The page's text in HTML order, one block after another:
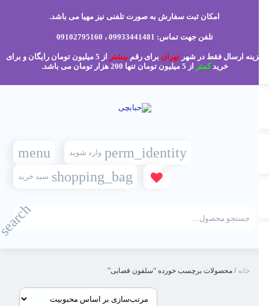
امکان ثبت سفارش به صورت تلفنی نیز مهیا می باشد.
تلفن جهت تماس: 09933441481 ، 09102795160
ارسال فقط در شهرتهران برای رقمبیشتر
از 5 میلیون تومان رایگان و برای
خرید کمتراز 5 میلیون تومان تنها 200 هزار تومان می باشد.
menu وارد شوید perm_identity
سبد خرید shopping_bag
search
خانه/ محصولات برچسب خورده “سلفون قصابی”